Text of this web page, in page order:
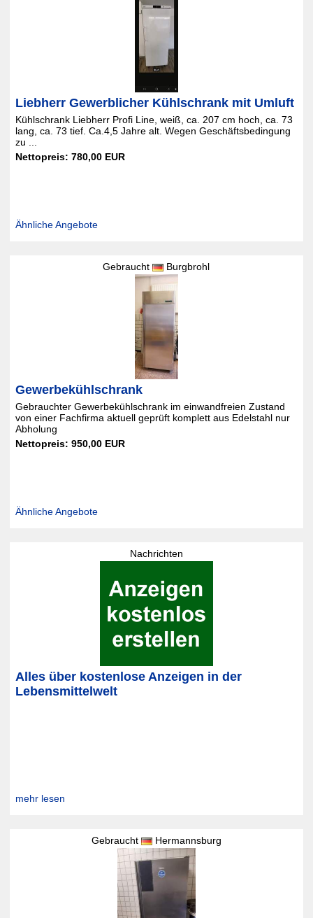
Liebherr Gewerblicher Kühlschrank mit Umluft
Kühlschrank Liebherr Profi Line, weiß, ca. 207 cm hoch, ca. 73
lang, ca. 73 tief. Ca.4,5 Jahre alt. Wegen Geschäftsbedingung
zu ...
Nettopreis: 780,00 EUR
Ähnliche Angebote
Gebraucht Burgbrohl
Gewerbekühlschrank
Gebrauchter Gewerbekühlschrank im einwandfreien Zustand
von einer Fachfirma aktuell geprüft komplett aus Edelstahl nur
Abholung
Nettopreis: 950,00 EUR
Ähnliche Angebote
Nachrichten
Alles über kostenlose Anzeigen in der
Lebensmittelwelt
mehr lesen
Gebraucht Hermannsburg